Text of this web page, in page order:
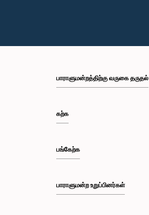
பாராளுமன்றத்திற்கு வருகை தருதல்
கற்க
பங்கேற்க
பாராளுமன்ற உறுப்பினர்கள்